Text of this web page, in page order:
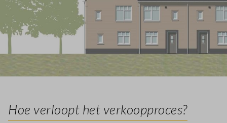
Hoe verloopt het verkoopproces?